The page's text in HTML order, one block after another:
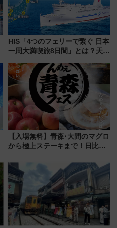
HIS「4つのフェリーで繋ぐ 日本
一周大満喫旅8日間」とは？天橋
の絶景＆限定グルメを網羅！煩
雑な手続きも不要でお手軽に楽
しめるプランが登場
【入場無料】青森･大間のマグロ
から極上ステーキまで！日比谷
人気フードフェス「肉祭」が同
時開催に！